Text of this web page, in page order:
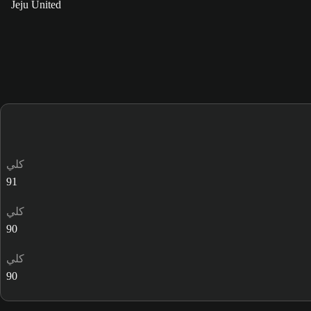
Jeju United
كلي
91
كلي
90
كلي
90